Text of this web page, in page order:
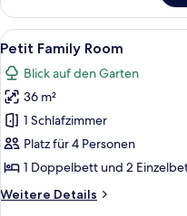
Family
Bungalow
Alle
Fotos
für
Petit
Family
Room
anzeigen
3
Petit Family Room
Blick auf den Garten
36 m²
1 Schlafzimmer
Platz für 4 Personen
1 Doppelbett und 2
Weitere Details
Weitere